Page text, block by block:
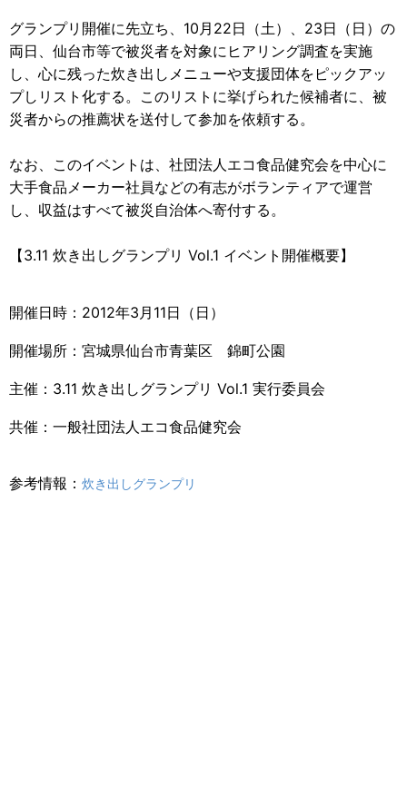
グランプリ開催に先立ち、10月22日（土）、23日（日）の
両日、仙台市等で被災者を対象にヒアリング調査を実施
し、心に残った炊き出しメニューや支援団体をピックアッ
プしリスト化する。このリストに挙げられた候補者に、被
災者からの推薦状を送付して参加を依頼する。
なお、このイベントは、社団法人エコ食品健究会を中心に
大手食品メーカー社員などの有志がボランティアで運営
し、収益はすべて被災自治体へ寄付する。
【3.11 炊き出しグランプリ Vol.1 イベント開催概要】
開催日時：2012年3月11日（日）
開催場所：宮城県仙台市青葉区 錦町公園
主催：3.11 炊き出しグランプリ Vol.1 実行委員会
共催：一般社団法人エコ食品健究会
参考情報： 炊き出しグランプリ